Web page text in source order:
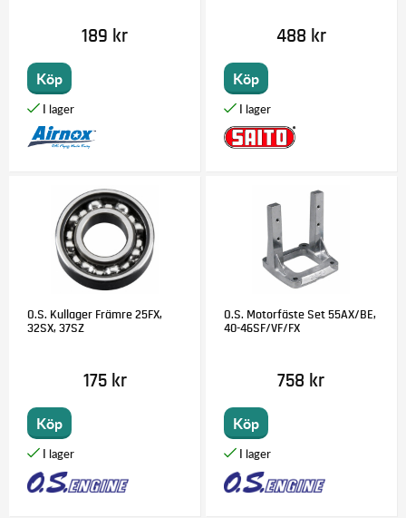
189 kr
Köp
488 kr
Köp
O.S. Kullager Främre 25FX,
32SX, 37SZ
175 kr
Köp
O.S. Motorfäste Set 55AX/BE,
40-46SF/VF/FX
758 kr
Köp